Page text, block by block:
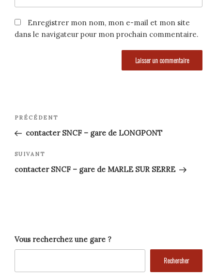
Enregistrer mon nom, mon e-mail et mon site
dans le navigateur pour mon prochain commentaire.
Navigation
de
l’article
Article
précédent
PRÉCÉDENT
contacter SNCF – gare de LONGPONT
Article
suivant
SUIVANT
contacter SNCF – gare de MARLE SUR SERRE
Vous recherchez une gare ?
Rechercher